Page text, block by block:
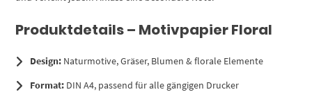
Produktdetails – Motivpapier Floral
Design: Naturmotive, Gräser, Blumen & florale Elemente
Format: DIN A4, passend für alle gängigen Drucker